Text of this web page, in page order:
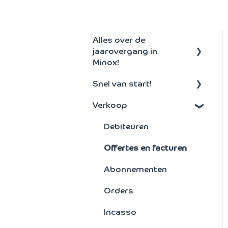
Alles over de
jaarovergang in
Minox!
Aanmaken nieuw
Snel van start!
Algemeen
Verkoop
Debiteuren
Offertes en facturen
Abonnementen
Orders
Incasso